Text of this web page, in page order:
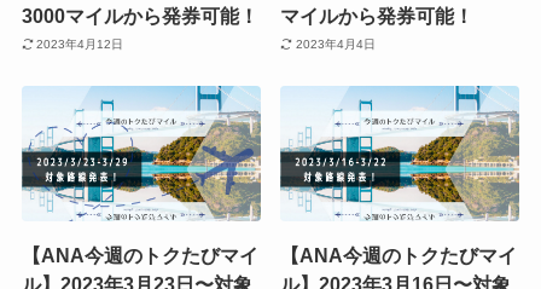
3000マイルから発券可能！
2023年4月12日
マイルから発券可能！
2023年4月4日
【ANA今週のトクたびマイ
ル】2023年3月23日〜対象
【ANA今週のトクたびマイ
ル】2023年3月16日〜対象